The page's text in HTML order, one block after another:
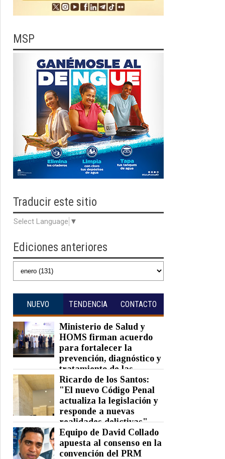
MSP
Traducir este sitio
Select Language ▼
Ediciones anteriores
NUEVO TENDENCIA CONTACTO
Ministerio de Salud y
HOMS firman acuerdo
para fortalecer la
prevención, diagnóstico y
tratamiento de las
hepatitis virales
Posted on 06 Aug 2026 - 0 Comments
Ricardo de los Santos:
"El nuevo Código Penal
actualiza la legislación y
responde a nuevas
realidades delictivas"
Posted on 06 Aug 2026 - 0 Comments
Equipo de David Collado
apuesta al consenso en la
convención del PRM